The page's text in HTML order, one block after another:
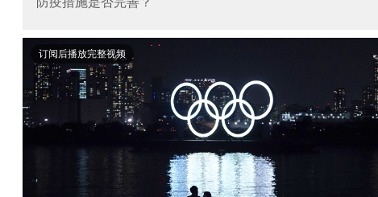
订阅后播放完整视频